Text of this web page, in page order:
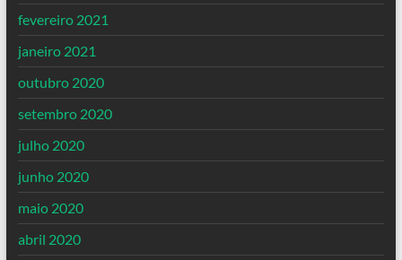
fevereiro 2021
janeiro 2021
outubro 2020
setembro 2020
julho 2020
junho 2020
maio 2020
abril 2020